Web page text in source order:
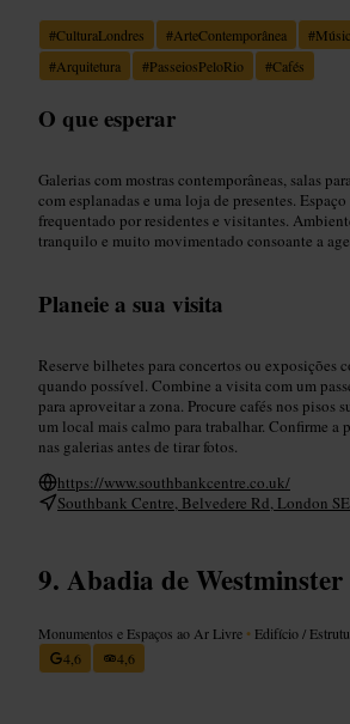
#CulturaLondres #ArteContemporânea #
#Arquitetura #PasseiosPeloRio #Cafés
O que esperar
Galerias com mostras contemporâneas, salas
com esplanadas e uma loja de presentes.
frequentado por residentes e visitantes.
tranquilo e muito movimentado consoante a
Planeie a sua visita
Reserve bilhetes para concertos ou exposições
quando possível. Combine a visita com um
para aproveitar a zona. Procure cafés nos pisos
um local mais calmo para trabalhar. Confirme a
nas galerias antes de tirar fotos.
https://www.southbankcentre.co.uk/
Southbank Centre, Belvedere Rd, London
Abadia de Westminster
Monumentos e Espaços ao Ar Livre • Edifício /
4,6
4,6